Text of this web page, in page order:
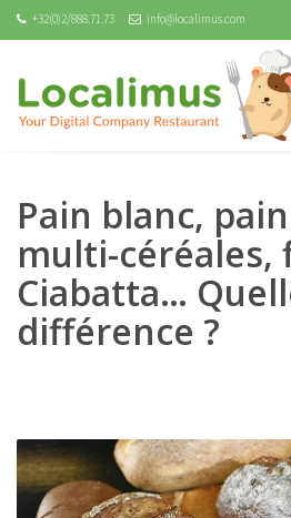
+32(0)2/888.71.73 info@localimus.com
Pain blanc,
multi-céréales,
Ciabatta…
différence ?